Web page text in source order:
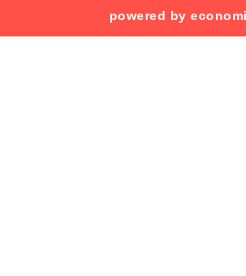
powered by